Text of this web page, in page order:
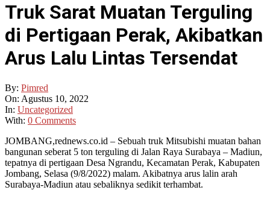
Truk Sarat Muatan Terguling
di Pertigaan Perak, Akibatkan
Arus Lalu Lintas Tersendat
By: Pimred
On: Agustus 10, 2022
In: Uncategorized
With: 0 Comments
JOMBANG,rednews.co.id – Sebuah truk Mitsubishi muatan bahan
bangunan seberat 5 ton terguling di Jalan Raya Surabaya – Madiun,
tepatnya di pertigaan Desa Ngrandu, Kecamatan Perak, Kabupaten
Jombang, Selasa (9/8/2022) malam. Akibatnya arus lalin arah
Surabaya-Madiun atau sebaliknya sedikit terhambat.